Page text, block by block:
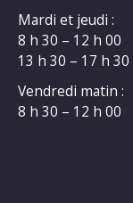
Mardi et jeudi :
8 h 30 – 12 h 00
13 h 30 – 17 h 30
Vendredi matin :
8 h 30 – 12 h 00